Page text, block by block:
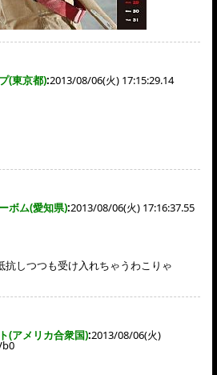
(東京都):2013/08/06(火) 17:15:29.14
ボム(愛知県):2013/08/06(火) 17:16:37.55
抗しつつも受け入れちゃうわこりゃ
(アメリカ合衆国):2013/08/06(火)